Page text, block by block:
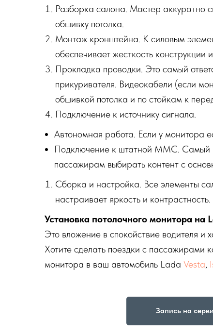
Разборка салона. Мастер аккуратно
обшивку потолка.
Монтаж кронштейна. К силовым
обеспечивает жесткость
Прокладка проводки. Это самый
прикуривателя. Видеокабели (если
обшивкой потолка и по стойкам к
Подключение к источнику сигнала.
Автономная работа. Если у монитора
Подключение к штатной ММС. Самый
пассажирам выбирать контент с
Сборка и настройка. Все элементы
настраивает яркость и контрастность.
Установка потолочного монитора на
Это вложение в спокойствие водителя
Хотите сделать поездки с пассажирами
монитора в ваш автомобиль Lada Vesta,
Запись на